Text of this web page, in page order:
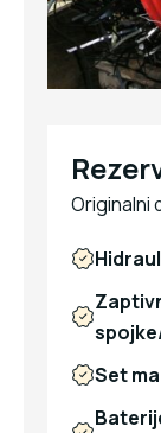
Originalni
Set